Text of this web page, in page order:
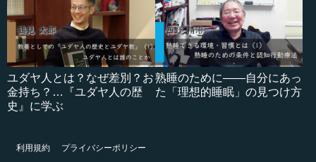
ユダヤ人とは？なぜ差別？お
金持ち？…『ユダヤ人の歴
史』に学ぶ
熟睡のために――自分にあっ
た「理想的睡眠」の見つけ方
利用規約
プライバシーポリシー